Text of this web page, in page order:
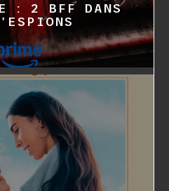
: 2 BFF DANS